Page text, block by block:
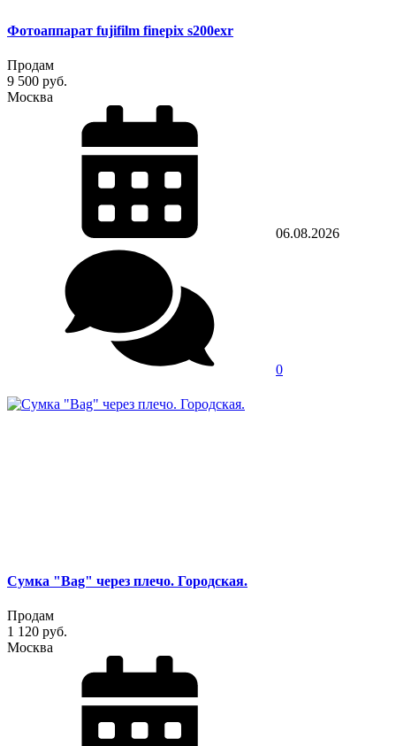
Фотоаппарат fujifilm finepix s200exr
Продам
9 500 руб.
Москва
06.08.2026
0
Сумка "Bag" через плечо. Городская.
Продам
1 120 руб.
Москва